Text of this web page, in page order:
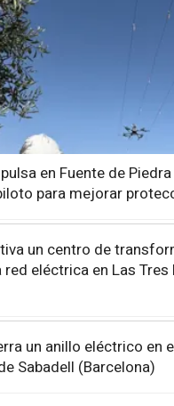
en Fuente de
para mejorar
un centro de
eléctrica en Las Tres
un anillo eléctrico en
Sabadell (Barcelona)